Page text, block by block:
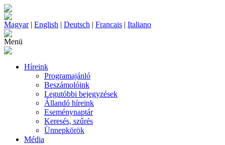
Magyar| English | Deutsch | Francais | Italiano
Menü
Híreink
Programajánló
Beszámolóink
Legutóbbi bejegyzések
Állandó híreink
Eseménynaptár
Keresés, szűrés
Ünnepkörök
Média